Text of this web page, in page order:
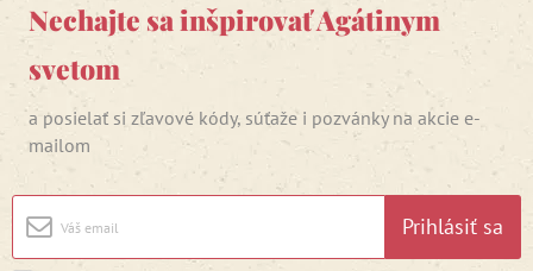
Nechajte sa inšpirovať Agátinym
svetom
a posielať si zľavové kódy, súťaže i pozvánky na akcie e-
mailom
Prihlásiť sa